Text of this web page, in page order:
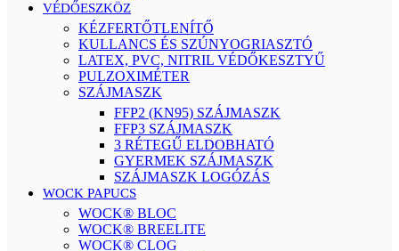
VÉDŐESZKÖZ
KÉZFERTŐTLENÍTŐ
KULLANCS ÉS SZÚNYOGRIASZTÓ
LATEX, PVC, NITRIL VÉDŐKESZTYŰ
PULZOXIMÉTER
SZÁJMASZK
FFP2 (KN95) SZÁJMASZK
FFP3 SZÁJMASZK
3 RÉTEGŰ ELDOBHATÓ
GYERMEK SZÁJMASZK
SZÁJMASZK LOGÓZÁS
WOCK PAPUCS
WOCK® BLOC
WOCK® BREELITE
WOCK® CLOG